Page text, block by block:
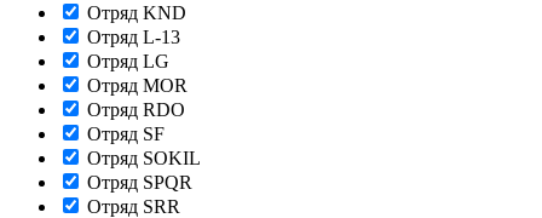
Отряд KND
Отряд L-13
Отряд LG
Отряд MOR
Отряд RDO
Отряд SF
Отряд SOKIL
Отряд SPQR
Отряд SRR